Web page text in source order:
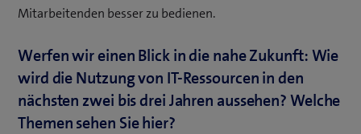
Mitarbeitenden besser zu bedienen.
Werfen wir einen Blick in die nahe Zukunft: Wie
wird die Nutzung von IT-Ressourcen in den
nächsten zwei bis drei Jahren aussehen? Welche
Themen sehen Sie hier?